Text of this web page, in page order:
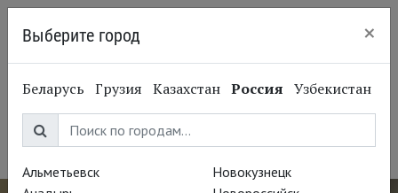
Франц-Йозеф Зелиг
Franz Josef Selig
Выберите город ×
Беларусь Грузия Казахстан Россия Узбекистан
Альметьевск
Новокузнецк